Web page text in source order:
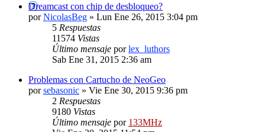
Dreamcast con chip de desbloqueo?
porNicolasBeg » Lun Ene 26, 2015 3:04 pm
5 Respuestas
11574 Vistas
Último mensaje porlex_luthors
Sab Ene 31, 2015 2:36 am
Problemas con Cartucho de NeoGeo
porsebasonic » Vie Ene 30, 2015 9:36 pm
2 Respuestas
9180 Vistas
Último mensaje por 133MHz